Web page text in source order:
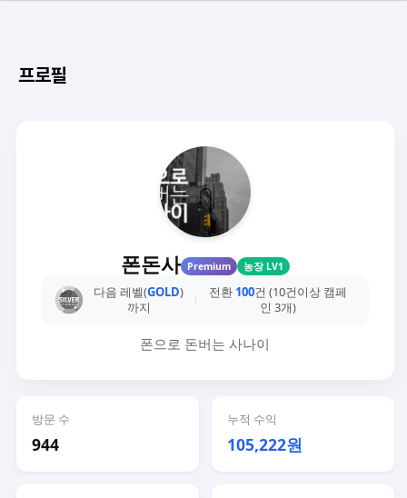
프로필
폰돈사 Premium 농장 LV1
다음 레벨(GOLD)
까지
전환 100건 (10건이상 캠페
인 3개)
폰으로 돈버는 사나이
방문 수
944
누적 수익
105,222원